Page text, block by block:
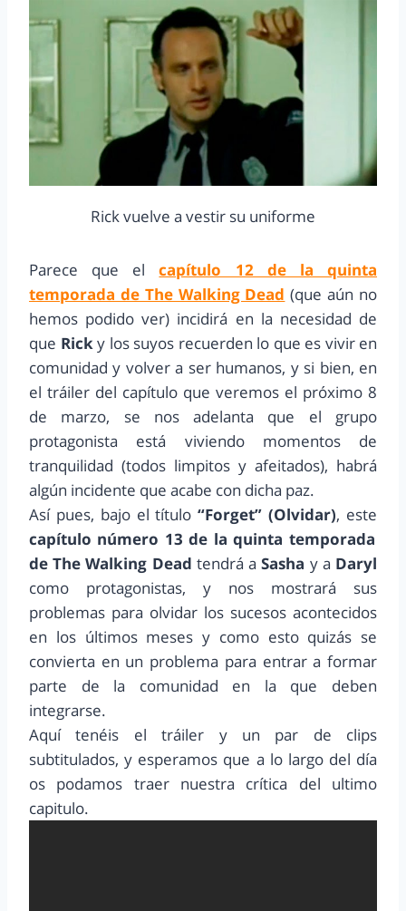
Rick vuelve a vestir su uniforme
Parece que elcapítulo 12 de la quinta
temporada de The Walking Dead (que aún no
hemos podido ver) incidirá en la necesidad de
que Ricky los suyos recuerden lo que es vivir en
comunidad y volver a ser humanos, y si bien, en
el tráiler del capítulo que veremos el próximo 8
de marzo, se nos adelanta que el grupo
protagonista está viviendo momentos de
tranquilidad (todos limpitos y afeitados), habrá
algún incidente que acabe con dicha paz.
Así pues, bajo el título“Forget” (Olvidar), este
capítulo número 13 de la quinta temporada
de The Walking Dead tendrá a Sasha y a Daryl
como protagonistas, y nos mostrará sus
problemas para olvidar los sucesos acontecidos
en los últimos meses y como esto quizás se
convierta en un problema para entrar a formar
parte de la comunidad en la que deben
integrarse.
Aquí tenéis el tráiler y un par de clips
subtitulados, y esperamos que a lo largo del día
os podamos traer nuestra crítica del ultimo
capitulo.